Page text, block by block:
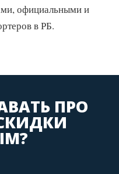
официальными и
в РБ.
ПРО